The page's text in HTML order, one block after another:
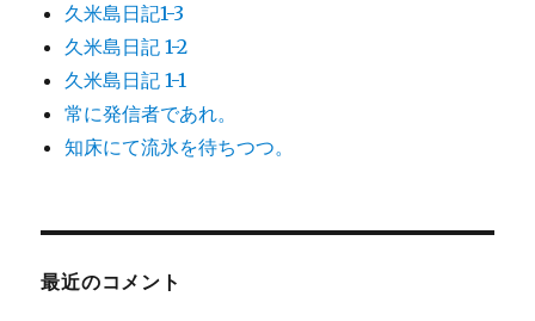
に
久米島日記1-3
久米島日記 1-2
久米島日記 1-1
常に発信者であれ。
知床にて流氷を待ちつつ。
最近のコメント